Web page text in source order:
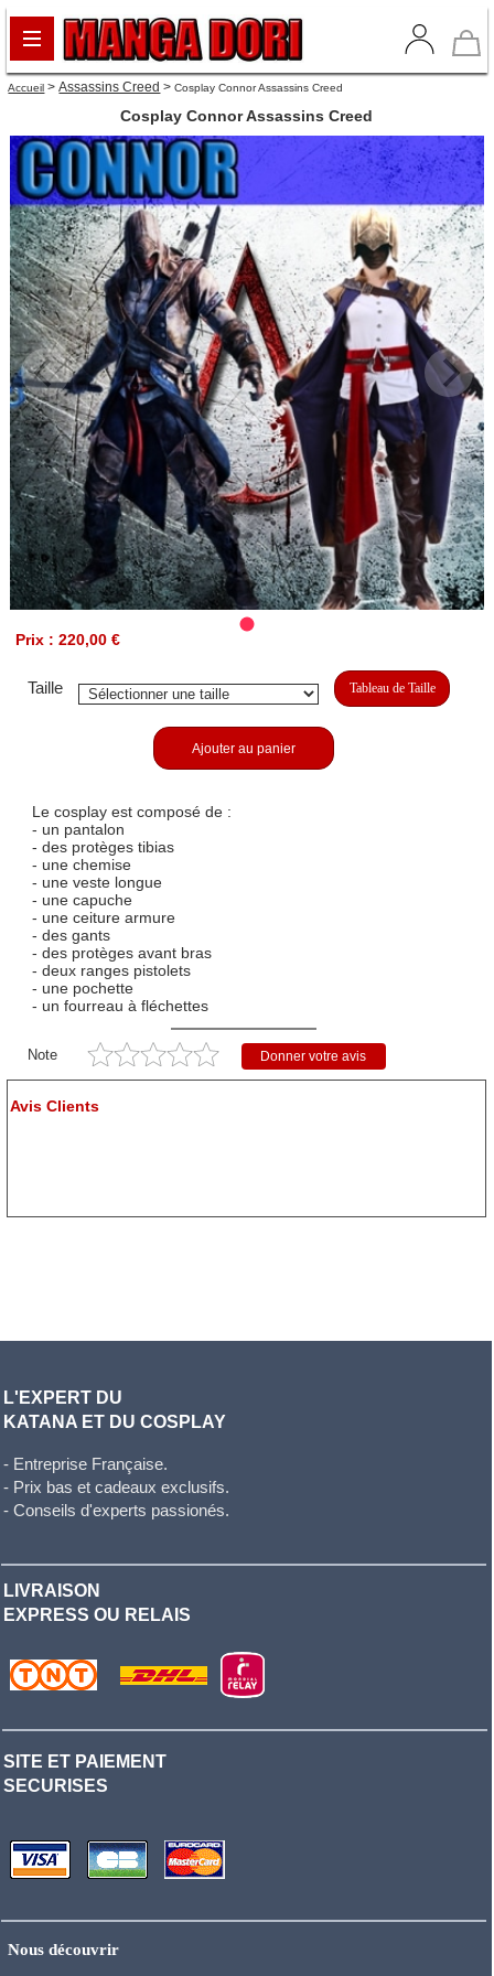
Accueil >Assassins Creed >Cosplay Connor Assassins Creed
Cosplay Connor Assassins Creed
Prix : 220,00 €
Taille Tableau de Taille
Ajouter au panier
Le cosplay est composé de :
- un pantalon
- des protèges tibias
- une chemise
- une veste longue
- une capuche
- une ceiture armure
- des gants
- des protèges avant bras
- deux ranges pistolets
- une pochette
- un fourreau à fléchettes
Note Donner votre avis
Avis Clients
L'EXPERT DU
KATANA ET DU COSPLAY
- Entreprise Française.
- Prix bas et cadeaux exclusifs.
- Conseils d'experts passionés.
LIVRAISON
EXPRESS OU RELAIS
SITE ET PAIEMENT
SECURISES
Nous découvrir